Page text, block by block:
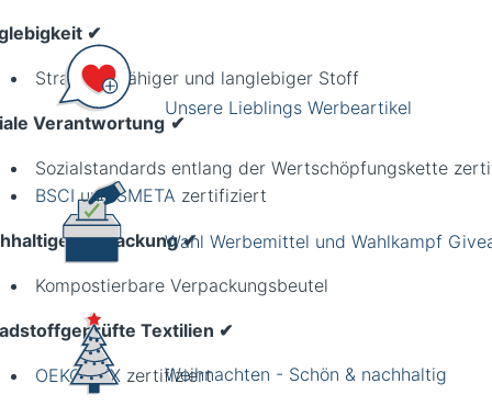
Unsere Lieblings Werbeartikel
Wahl Werbemittel und Wahlkampf
Weihnachten - Schön & nachhaltig
✔
Strapazierfähiger und langlebiger Stoff
Verantwortung ✔
Sozialstandards entlang der Wertschöpfungskette
BSCI undSMETA zertifiziert
Verpackung✔
Kompostierbare Verpackungsbeutel
Textilien ✔
OEKO TEX zertifiziert